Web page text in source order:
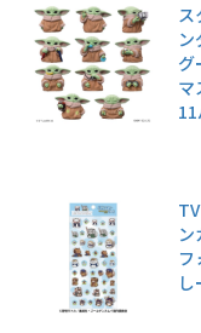
ス
ン
グ
マ
11
ン
フ